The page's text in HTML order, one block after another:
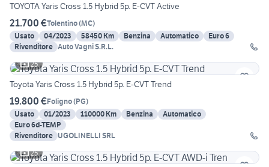
TOYOTA Yaris Cross 1.5 Hybrid 5p. E-CVT Active
21.700 €Tolentino(MC)
Usato
04/2023 58450 Km Benzina Automatico
Euro 6
Rivenditore Auto Vagni S.R.L.
25
Toyota Yaris Cross 1.5 Hybrid 5p. E-CVT Trend
19.800 €Foligno(PG)
Usato
01/2023 110000 Km Benzina
Automatico
Euro 6d-TEMP
Rivenditore UGOLINELLI SRL
25